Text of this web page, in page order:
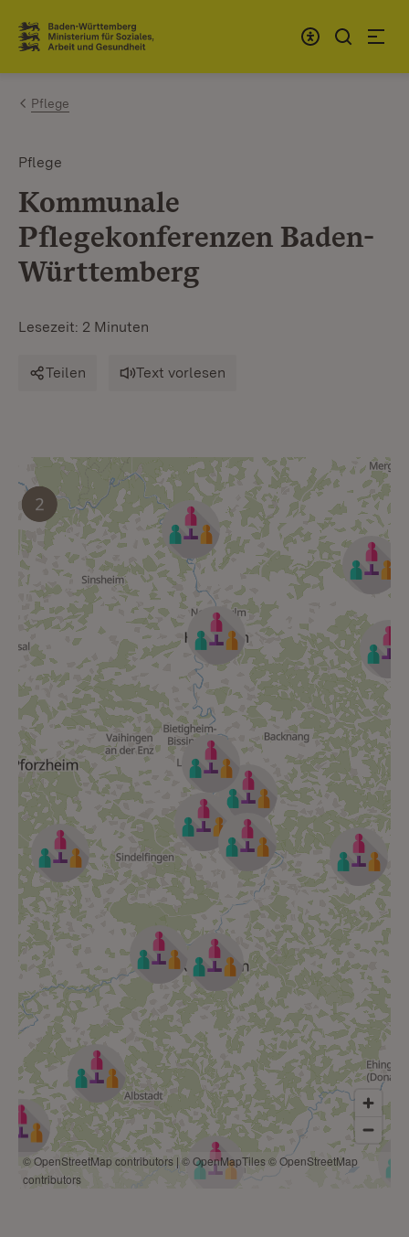
Zum Inhalt springen
Link zur Startseite
Pflege
Pflege
Kommunale
Pflegekonferenzen Baden-
Württemberg
Lesezeit: 2 Minuten
Teilen Text vorlesen
© OpenStreetMap contributors | © OpenMapTiles© OpenStreetMap
contributors